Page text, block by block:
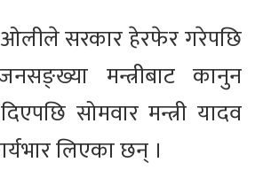
ओलीले सरकार हेरफेर गरेपछि
मन्त्रीबाट कानुन
सोमवार मन्त्री यादव
लिएका छन् ।